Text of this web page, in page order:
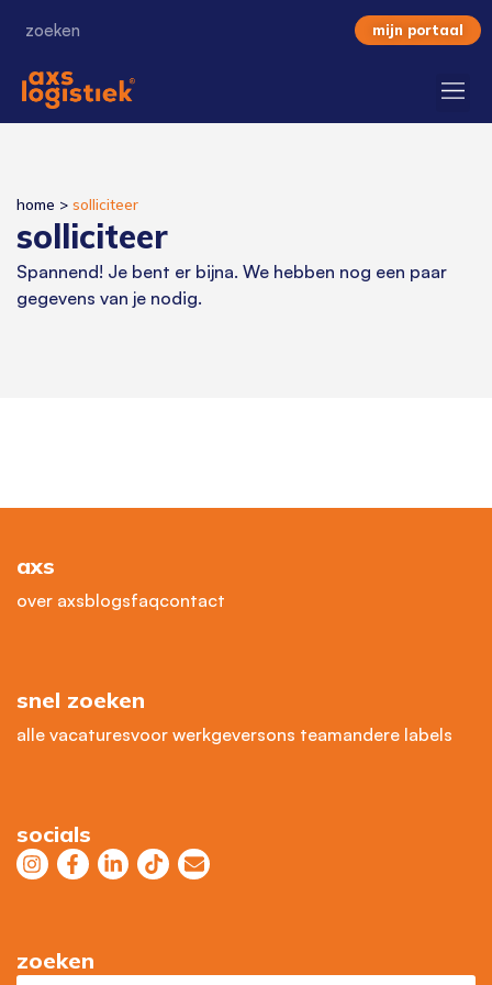
mijn portaal
home > solliciteer
solliciteer
Spannend! Je bent er bijna. We hebben nog een paar
gegevens van je nodig.
axs
over axsblogsfaqcontact
snel zoeken
alle vacaturesvoor werkgeversons teamandere labels
socials
zoeken